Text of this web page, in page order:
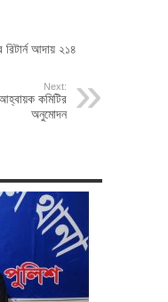
আদায় ২১৪
Next:
কমিটির
অনুমোদন